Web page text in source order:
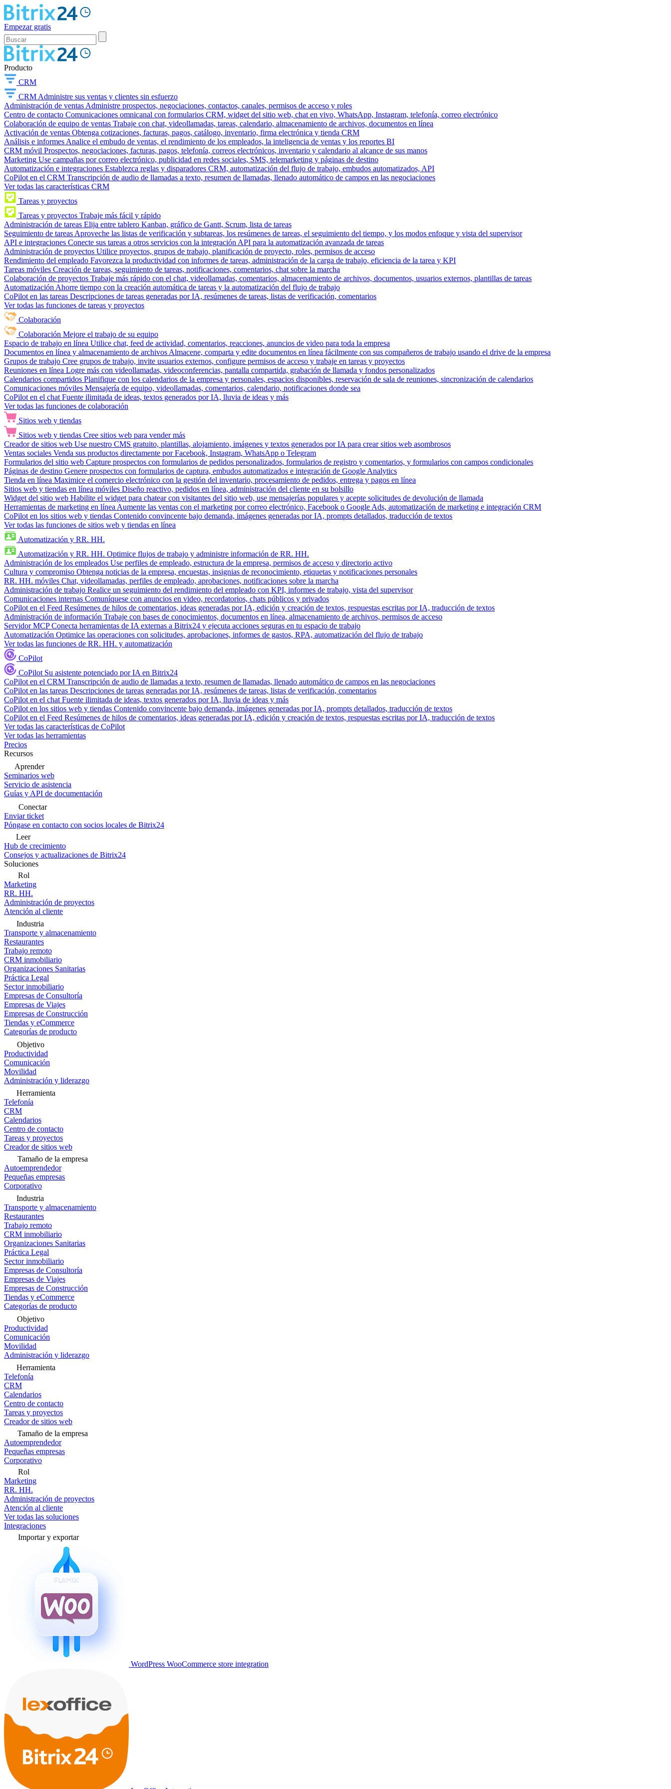
Empezar gratis
Producto
CRM
CRM Administre sus ventas y clientes sin esfuerzo
Administración de ventas Administre prospectos, negociaciones, contactos, canales, permisos de acceso y roles
Centro de contacto Comunicaciones omnicanal con formularios CRM, widget del sitio web, chat en vivo, WhatsApp, Instagram, telefonía, correo electrónico
Colaboración de equipo de ventas Trabaje con chat, videollamadas, tareas, calendario, almacenamiento de archivos, documentos en línea
Activación de ventas Obtenga cotizaciones, facturas, pagos, catálogo, inventario, firma electrónica y tienda CRM
Análisis e informes Analice el embudo de ventas, el rendimiento de los empleados, la inteligencia de ventas y los reportes BI
CRM móvil Prospectos, negociaciones, facturas, pagos, telefonía, correos electrónicos, inventario y calendario al alcance de sus manos
Marketing Use campañas por correo electrónico, publicidad en redes sociales, SMS, telemarketing y páginas de destino
Automatización e integraciones Establezca reglas y disparadores CRM, automatización del flujo de trabajo, embudos automatizados, API
CoPilot en el CRM Transcripción de audio de llamadas a texto, resumen de llamadas, llenado automático de campos en las negociaciones
Ver todas las características CRM
Tareas y proyectos
Tareas y proyectos Trabaje más fácil y rápido
Administración de tareas Elija entre tablero Kanban, gráfico de Gantt, Scrum, lista de tareas
Seguimiento de tareas Aproveche las listas de verificación y subtareas, los resúmenes de tareas, el seguimiento del tiempo, y los modos enfoque y vista del supervisor
API e integraciones Conecte sus tareas a otros servicios con la integración API para la automatización avanzada de tareas
Administración de proyectos Utilice proyectos, grupos de trabajo, planificación de proyecto, roles, permisos de acceso
Rendimiento del empleado Favorezca la productividad con informes de tareas, administración de la carga de trabajo, eficiencia de la tarea y KPI
Tareas móviles Creación de tareas, seguimiento de tareas, notificaciones, comentarios, chat sobre la marcha
Colaboración de proyectos Trabaje más rápido con el chat, videollamadas, comentarios, almacenamiento de archivos, documentos, usuarios externos, plantillas de tareas
Automatización Ahorre tiempo con la creación automática de tareas y la automatización del flujo de trabajo
CoPilot en las tareas Descripciones de tareas generadas por IA, resúmenes de tareas, listas de verificación, comentarios
Ver todas las funciones de tareas y proyectos
Colaboración
Colaboración Mejore el trabajo de su equipo
Espacio de trabajo en línea Utilice chat, feed de actividad, comentarios, reacciones, anuncios de video para toda la empresa
Documentos en línea y almacenamiento de archivos Almacene, comparta y edite documentos en línea fácilmente con sus compañeros de trabajo usando el drive de la empresa
Grupos de trabajo Cree grupos de trabajo, invite usuarios externos, configure permisos de acceso y trabaje en tareas y proyectos
Reuniones en línea Logre más con videollamadas, videoconferencias, pantalla compartida, grabación de llamada y fondos personalizados
Calendarios compartidos Planifique con los calendarios de la empresa y personales, espacios disponibles, reservación de sala de reuniones, sincronización de calendarios
Comunicaciones móviles Mensajería de equipo, videollamadas, comentarios, calendario, notificaciones donde sea
CoPilot en el chat Fuente ilimitada de ideas, textos generados por IA, lluvia de ideas y más
Ver todas las funciones de colaboración
Sitios web y tiendas
Sitios web y tiendas Cree sitios web para vender más
Creador de sitios web Use nuestro CMS gratuito, plantillas, alojamiento, imágenes y textos generados por IA para crear sitios web asombrosos
Ventas sociales Venda sus productos directamente por Facebook, Instagram, WhatsApp o Telegram
Formularios del sitio web Capture prospectos con formularios de pedidos personalizados, formularios de registro y comentarios, y formularios con campos condicionales
Páginas de destino Genere prospectos con formularios de captura, embudos automatizados e integración de Google Analytics
Tienda en línea Maximice el comercio electrónico con la gestión del inventario, procesamiento de pedidos, entrega y pagos en línea
Sitios web y tiendas en línea móviles Diseño reactivo, pedidos en línea, administración del cliente en su bolsillo
Widget del sitio web Habilite el widget para chatear con visitantes del sitio web, use mensajerías populares y acepte solicitudes de devolución de llamada
Herramientas de marketing en línea Aumente las ventas con el marketing por correo electrónico, Facebook o Google Ads, automatización de marketing e integración CRM
CoPilot en los sitios web y tiendas Contenido convincente bajo demanda, imágenes generadas por IA, prompts detallados, traducción de textos
Ver todas las funciones de sitios web y tiendas en línea
Automatización y RR. HH.
Automatización y RR. HH. Optimice flujos de trabajo y administre información de RR. HH.
Administración de los empleados Use perfiles de empleado, estructura de la empresa, permisos de acceso y directorio activo
Cultura y compromiso Obtenga noticias de la empresa, encuestas, insignias de reconocimiento, etiquetas y notificaciones personales
RR. HH. móviles Chat, videollamadas, perfiles de empleado, aprobaciones, notificaciones sobre la marcha
Administración de trabajo Realice un seguimiento del rendimiento del empleado con KPI, informes de trabajo, vista del supervisor
Comunicaciones internas Comuníquese con anuncios en video, recordatorios, chats públicos y privados
CoPilot en el Feed Resúmenes de hilos de comentarios, ideas generadas por IA, edición y creación de textos, respuestas escritas por IA, traducción de textos
Administración de información Trabaje con bases de conocimientos, documentos en línea, almacenamiento de archivos, permisos de acceso
Servidor MCP Conecta herramientas de IA externas a Bitrix24 y ejecuta acciones seguras en tu espacio de trabajo
Automatización Optimice las operaciones con solicitudes, aprobaciones, informes de gastos, RPA, automatización del flujo de trabajo
Ver todas las funciones de RR. HH. y automatización
CoPilot
CoPilot Su asistente potenciado por IA en Bitrix24
CoPilot en el CRM Transcripción de audio de llamadas a texto, resumen de llamadas, llenado automático de campos en las negociaciones
CoPilot en las tareas Descripciones de tareas generadas por IA, resúmenes de tareas, listas de verificación, comentarios
CoPilot en el chat Fuente ilimitada de ideas, textos generados por IA, lluvia de ideas y más
CoPilot en los sitios web y tiendas Contenido convincente bajo demanda, imágenes generadas por IA, prompts detallados, traducción de textos
CoPilot en el Feed Resúmenes de hilos de comentarios, ideas generadas por IA, edición y creación de textos, respuestas escritas por IA, traducción de textos
Ver todas las características de CoPilot
Ver todas las herramientas
Precios
Recursos
Aprender
Seminarios web
Servicio de asistencia
Guías y API de documentación
Conectar
Enviar ticket
Póngase en contacto con socios locales de Bitrix24
Leer
Hub de crecimiento
Consejos y actualizaciones de Bitrix24
Soluciones
Rol
Marketing
RR. HH.
Administración de proyectos
Atención al cliente
Industria
Transporte y almacenamiento
Restaurantes
Trabajo remoto
CRM inmobiliario
Organizaciones Sanitarias
Práctica Legal
Sector inmobiliario
Empresas de Consultoría
Empresas de Viajes
Empresas de Construcción
Tiendas y eCommerce
Categorías de producto
Objetivo
Productividad
Comunicación
Movilidad
Administración y liderazgo
Herramienta
Telefonía
CRM
Calendarios
Centro de contacto
Tareas y proyectos
Creador de sitios web
Tamaño de la empresa
Autoemprendedor
Pequeñas empresas
Corporativo
Industria
Transporte y almacenamiento
Restaurantes
Trabajo remoto
CRM inmobiliario
Organizaciones Sanitarias
Práctica Legal
Sector inmobiliario
Empresas de Consultoría
Empresas de Viajes
Empresas de Construcción
Tiendas y eCommerce
Categorías de producto
Objetivo
Productividad
Comunicación
Movilidad
Administración y liderazgo
Herramienta
Telefonía
CRM
Calendarios
Centro de contacto
Tareas y proyectos
Creador de sitios web
Tamaño de la empresa
Autoemprendedor
Pequeñas empresas
Corporativo
Rol
Marketing
RR. HH.
Administración de proyectos
Atención al cliente
Ver todas las soluciones
Integraciones
Importar y exportar
WordPress WooCommerce store integration